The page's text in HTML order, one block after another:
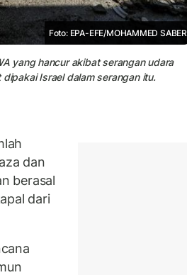
Foto: EPA-EFE/MOHAMMED SABER
yang hancur akibat serangan udara
Israel dalam serangan itu.
dan
berasal
dari